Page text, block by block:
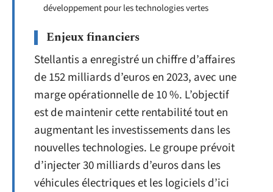
développement pour les technologies vertes
Enjeux financiers
Stellantis a enregistré un chiffre d’affaires
de 152 milliards d’euros en 2023, avec une
marge opérationnelle de 10 %. L’objectif
est de maintenir cette rentabilité tout en
augmentant les investissements dans les
nouvelles technologies. Le groupe prévoit
d’injecter 30 milliards d’euros dans les
véhicules électriques et les logiciels d’ici